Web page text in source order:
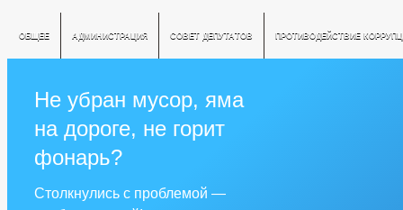
ОБЩЕЕ АДМИНИСТРАЦИЯ СОВЕТ ДЕПУТАТОВ ПРОТИВОДЕЙСТВИЕ
Не убран мусор, яма
на дороге, не горит
фонарь?
Столкнулись с проблемой —